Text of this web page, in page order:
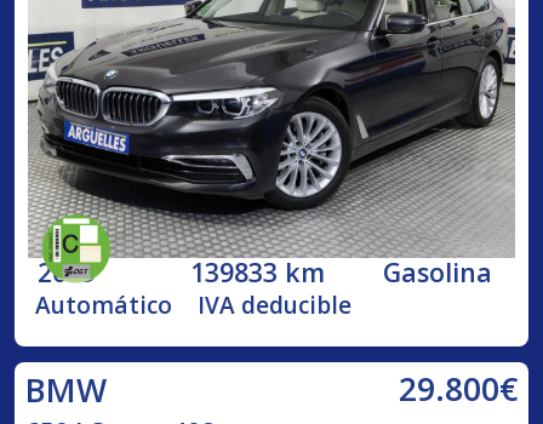
2019 139833 km Gasolina
Automático IVA deducible
BMW 29.800€